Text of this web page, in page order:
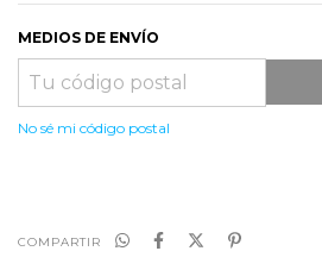
MEDIOS DE ENVÍO
No sé mi código postal
COMPARTIR